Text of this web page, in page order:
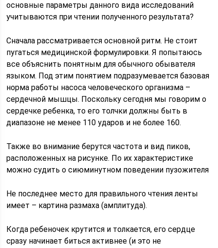
основные параметры данного вида исследований
учитываются при чтении полученного результата?
Сначала рассматривается основной ритм. Не стоит
пугаться медицинской формулировки. Я попытаюсь
все объяснить понятным для обычного обывателя
языком. Под этим понятием подразумевается базовая
норма работы насоса человеческого организма –
сердечной мышцы. Поскольку сегодня мы говорим о
сердечке ребенка, то его толчки должны быть в
диапазоне не менее 110 ударов и не более 160.
Также во внимание берутся частота и вид пиков,
расположенных на рисунке. По их характеристике
можно судить о сиюминутном поведении пузожителя
Не последнее место для правильного чтения ленты
имеет – картина размаха (амплитуда).
Когда ребеночек крутится и толкается, его сердце
сразу начинает биться активнее (и это не